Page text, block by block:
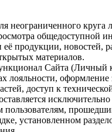
неограниченного круга
общедоступной
продукции, новостей,
материалов.
Сайта (Личный
лояльности, оформление
доступ к
исключительно
пользователям,
установленном